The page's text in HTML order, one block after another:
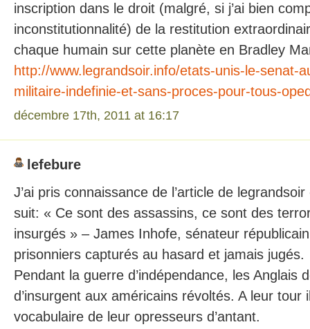
inscription dans le droit (malgré, si j’ai bien
inconstitutionnalité) de la restitution
chaque humain sur cette planète en Bradley
http://www.legrandsoir.info/etats-unis-le-senat-
militaire-indefinie-et-sans-proces-pour-tous-
décembre 17th, 2011 at 16:17
lefebure
J’ai pris connaissance de l’article de
suit: « Ce sont des assassins, ce sont des
insurgés » – James Inhofe, sénateur
prisonniers capturés au hasard et jamais jugés.
Pendant la guerre d’indépendance, les Anglais
d’insurgent aux américains révoltés. A leur tour
vocabulaire de leur opresseurs d’antant.